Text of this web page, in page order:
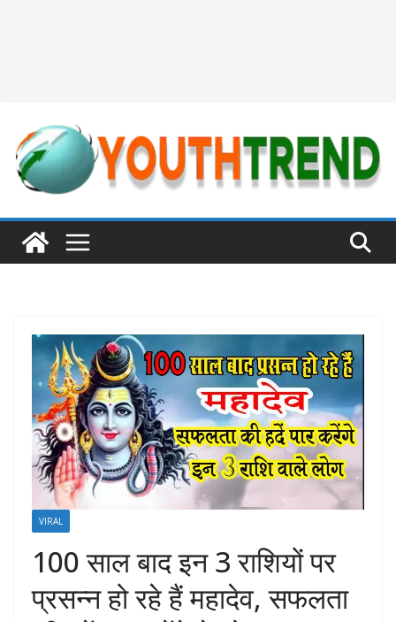
VIRAL
100 साल बाद इन 3 राशियों पर
प्रसन्न हो रहे हैं महादेव, सफलता